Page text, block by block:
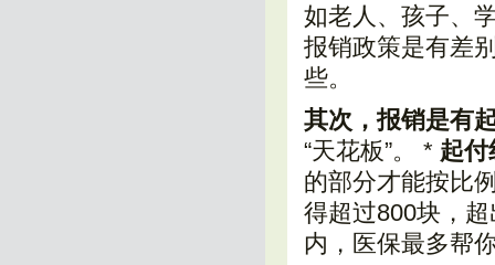
如老人、孩子、
报销政策是有差
些。
其次，报销是有
“天花板”。 * 起付
的部分才能按比
得超过800块，
内，医保最多帮